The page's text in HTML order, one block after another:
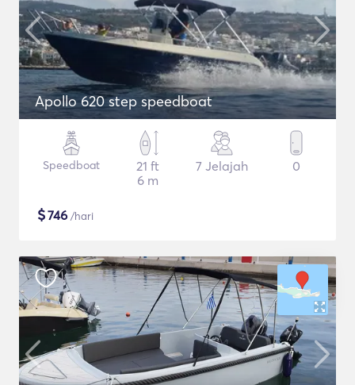
Apollo 620 step speedboat
Speedboat
21 ft
6 m
7 Jelajah 0
$746 /hari